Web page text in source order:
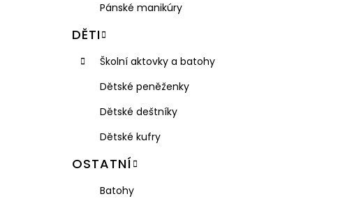
Pánské manikúry
DĚTI
Školní aktovky a batohy
Dětské peněženky
Dětské deštníky
Dětské kufry
OSTATNÍ
Batohy